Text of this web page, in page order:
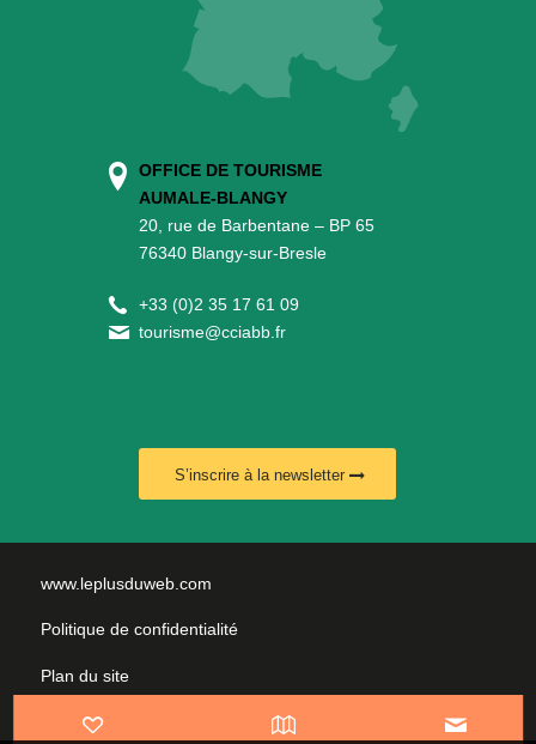
OFFICE DE TOURISME
AUMALE-BLANGY
20, rue de Barbentane – BP 65
76340 Blangy-sur-Bresle
+33 (0)2 35 17 61 09
tourisme@cciabb.fr
S’inscrire à la newsletter
www.leplusduweb.com
Politique de confidentialité
Plan du site
Mentions légales